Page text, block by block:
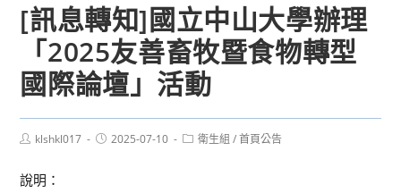
[訊息轉知]國立中山大學辦理
「2025友善畜牧暨食物轉型
國際論壇」活動
Postklshkl017
Post2025-07-10
Post衛生組 / 首頁公告
說明：